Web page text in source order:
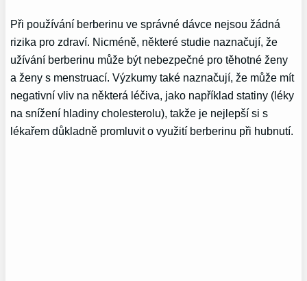
Při používání berberinu ve správné dávce nejsou žádná
rizika pro zdraví. Nicméně, některé studie naznačují, že
užívání berberinu může být nebezpečné pro těhotné ženy
a ženy s menstruací. Výzkumy také naznačují, že může mít
negativní vliv na některá léčiva, jako například statiny (léky
na snížení hladiny cholesterolu), takže je nejlepší si s
lékařem důkladně promluvit o využití berberinu při hubnutí.